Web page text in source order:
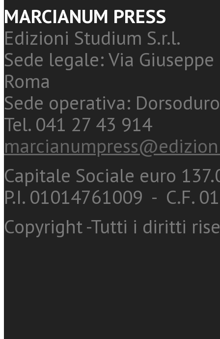
MARCIANUM PRESS
Edizioni Studium S.r.l.
Sede legale: Via
Roma
Sede operativa:
Tel. 041 27 43 914
Capitale Sociale euro
P.I. 01014761009 - C.F.
Copyright -Tutti i diritti